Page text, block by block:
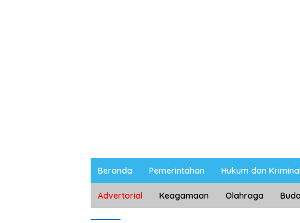
Beranda Pemerintahan Hukum dan Kriminal
Advertorial Keagamaan Olahraga